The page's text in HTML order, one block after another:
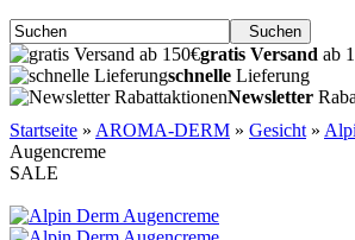
Suchen
gratis Versand ab
schnelle Lieferung
Newsletter
Startseite » AROMA-DERM » Gesicht »
Augencreme
SALE